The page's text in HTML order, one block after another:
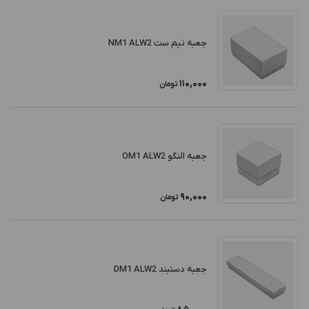
جعبه نیم ست NM1 ALW2
110,000 تومان
جعبه النگو OM1 ALW2
90,000 تومان
جعبه دستبند DM1 ALW2